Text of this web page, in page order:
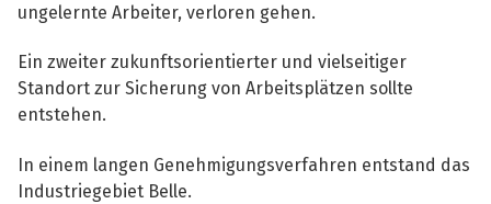
ungelernte Arbeiter, verloren gehen.
Ein zweiter zukunftsorientierter und vielseitiger
Standort zur Sicherung von Arbeitsplätzen sollte
entstehen.
In einem langen Genehmigungsverfahren entstand das
Industriegebiet Belle.